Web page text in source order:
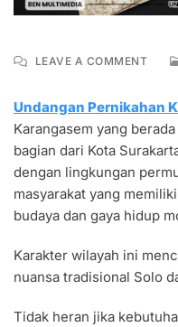
LEAVE A COMMENTON
UNIK
Undangan Pernikahan
Karangasem yang
bagian dari Kota
dengan lingkungan
masyarakat yang
budaya dan gaya hidup
Karakter wilayah ini
nuansa tradisional Solo
Tidak heran jika